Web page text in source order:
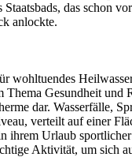
das schon
anlockte.
wohltuendes
Thema Gesundheit
dar. Wasserfälle,
verteilt auf einer
ihrem Urlaub
Aktivität, um sich